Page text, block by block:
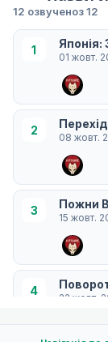
12 озвученоз 12
1
01 жовт.
2
08 жовт.
3 Пожни
15 жовт.
4
22 жовт.